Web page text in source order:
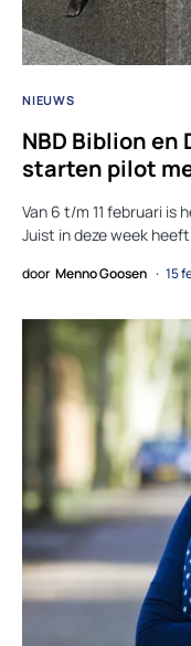
NIEUWS
NBD Biblion
starten pilot
Van 6 t/m 11 februari is
Juist in deze week
door Menno Goosen 15